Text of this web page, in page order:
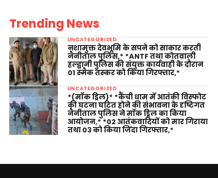
Trending News
UNCATEGORIZED
नशामुक्त देवभूमि के सपने को साकार करती
नैनीताल पुलिस,* *ANTF तथा कोतवाली
हल्द्वानी पुलिस की संयुक्त कार्यवाही के दौरान
01 स्मैक तस्कर को किया गिरफ्तार,*
UNCATEGORIZED
*(मॉक ड्रिल)* *कैंची धाम में आतंकी विस्फोट
की घटना घटित होने की संभावना के दृष्टिगत
नैनीताल पुलिस ने मॉक ड्रिल का किया
आयोजन,* *02 आतंकवादियों को मार गिराया
तथा 03 को किया जिंदा गिरफ्तार,*